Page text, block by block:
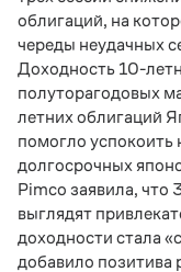
облигаций, на
череды неудачных
Доходность 10-
полуторагодовых
летних облигаций
помогло
долгосрочных
Pimco заявила, что
выглядят
доходности стала
добавило позитива